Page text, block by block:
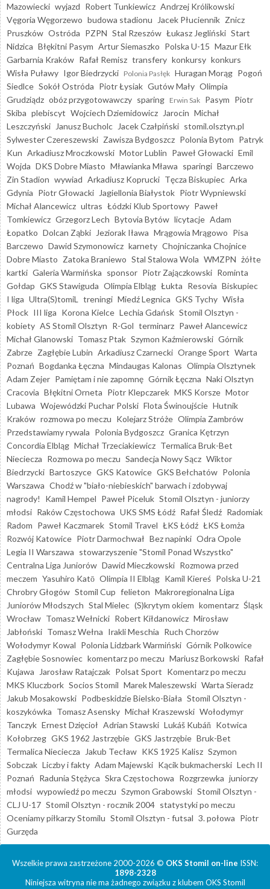
Mazowiecki wyjazd Robert Tunkiewicz Andrzej Królikowski
Vęgoria Węgorzewo budowa stadionu Jacek Płuciennik Znicz
Pruszków Ostróda PZPN Stal Rzeszów Łukasz Jegliński Start
Nidzica Błękitni Pasym Artur Siemaszko Polska U-15 Mazur Ełk
Garbarnia Kraków Rafał Remisz transfery konkursy konkurs
Wisła Puławy Igor Biedrzycki Polonia Pasłęk Huragan Morąg Pogoń
Siedlce Sokół Ostróda Piotr Łysiak Gutów Mały Olimpia
Grudziądz obóz przygotowawczy sparing Erwin Sak Pasym Piotr
Skiba plebiscyt Wojciech Dziemidowicz Jarocin Michał
Leszczyński
Janusz Bucholc Jacek Czałpiński stomil.olsztyn.pl
Sylwester Czereszewski Zawisza Bydgoszcz Polonia Bytom Patryk
Kun Arkadiusz Mroczkowski Motor Lublin Paweł Głowacki Emil
Wojda DKS Dobre Miasto Mławianka Mława sparingi Barczewo
Zin Stadion wywiad Arkadiusz Koprucki Tęcza Biskupiec Arka
Gdynia Piotr Głowacki Jagiellonia Białystok Piotr Wypniewski
Michał Alancewicz ultras Łódzki Klub Sportowy Paweł
Tomkiewicz Grzegorz Lech Bytovia Bytów licytacje Adam
Łopatko Dolcan Ząbki Jeziorak Iława Mrągowia Mrągowo Pisa
Barczewo Dawid Szymonowicz karnety Chojniczanka Chojnice
Dobre Miasto Zatoka Braniewo Stal Stalowa Wola WMZPN żółte
kartki Galeria Warmińska sponsor Piotr Zajączkowski Rominta
Gołdap GKS Stawiguda Olimpia Elbląg Łukta Resovia Biskupiec
I liga Ultra(S)tomiL treningi Miedź Legnica GKS Tychy Wisła
Płock III liga Korona Kielce Lechia Gdańsk Stomil Olsztyn -
kobiety AS Stomil Olsztyn R-Gol terminarz Paweł Alancewicz
Michał Glanowski Tomasz Ptak Szymon Kaźmierowski Górnik
Zabrze Zagłębie Lubin Arkadiusz Czarnecki Orange Sport Warta
Poznań Bogdanka Łęczna Mindaugas Kalonas Olimpia Olsztynek
Adam Zejer Pamiętam i nie zapomnę Górnik Łęczna Naki Olsztyn
Cracovia Błękitni Orneta Piotr Klepczarek MKS Korsze Motor
Lubawa Wojewódzki Puchar Polski Flota Świnoujście Hutnik
Kraków rozmowa po meczu Kolejarz Stróże Olimpia Zambrów
Przedstawiamy rywala Polonia Bydgoszcz Granica Kętrzyn
Concordia Elbląg Michał Trzeciakiewicz Termalica Bruk-Bet
Nieciecza Rozmowa po meczu Sandecja Nowy Sącz Wiktor
Biedrzycki Bartoszyce GKS Katowice GKS Bełchatów Polonia
Warszawa Chodź w "biało-niebieskich" barwach i zdobywaj
nagrody!
Kamil Hempel Paweł Piceluk Stomil Olsztyn - juniorzy
młodsi Raków Częstochowa UKS SMS Łódź Rafał Śledź Radomiak
Radom Paweł Kaczmarek Stomil Travel ŁKS Łódź ŁKS Łomża
Rozwój Katowice Piotr Darmochwał Bez napinki Odra Opole
Legia II Warszawa stowarzyszenie "Stomil Ponad Wszystko"
Centralna Liga Juniorów Dawid Mieczkowski Rozmowa przed
meczem Yasuhiro Katō Olimpia II Elbląg Kamil Kiereś Polska U-21
Chrobry Głogów Stomil Cup felieton Makroregionalna Liga
Juniorów Młodszych Stal Mielec (S)krytym okiem komentarz Śląsk
Wrocław Tomasz Wełnicki Robert Kiłdanowicz Mirosław
Jabłoński Tomasz Wełna Irakli Meschia Ruch Chorzów
Wołodymyr Kowal Polonia Lidzbark Warmiński Górnik Polkowice
Zagłębie Sosnowiec komentarz po meczu Mariusz Borkowski Rafał
Kujawa
Jarosław Ratajczak Polsat Sport Komentarz po meczu
MKS Kluczbork Socios Stomil Marek Maleszewski Warta Sieradz
Jakub Mosakowski Podbeskidzie Bielsko-Biała Stomil Olsztyn -
koszykówka Tomasz Asensky Michał Kraszewski Wołodymyr
Tanczyk Ernest Dzięcioł Adrian Stawski Lukáš Kubáň Kotwica
Kołobrzeg GKS 1962 Jastrzębie GKS Jastrzębie Bruk-Bet
Termalica Nieciecza
Jakub Tecław KKS 1925 Kalisz Szymon
Sobczak Liczby i fakty Adam Majewski Kącik bukmacherski Lech II
Poznań Radunia Stężyca Skra Częstochowa Rozgrzewka juniorzy
młodsi wypowiedź po meczu Szymon Grabowski Stomil Olsztyn -
CLJ U-17 Stomil Olsztyn - rocznik 2004 statystyki po meczu
Oceniamy piłkarzy Stomilu Stomil Olsztyn - futsal 3. połowa Piotr
Gurzęda
Wszelkie prawa zastrzeżone 2000-2026 © OKS Stomil on-line ISSN:
1898-2328
Niniejsza witryna nie ma żadnego związku z klubem OKS Stomil